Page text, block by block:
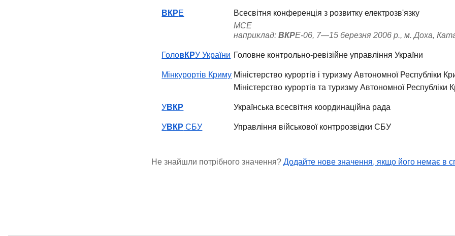
ВКРЕ
Всесвітня конференція з розвитку електрозв'язку
МСЕ
наприклад: ВКРЕ-06, 7—15 березня 2006 р., м. Доха,
ГоловКРУ України Головне контрольно-ревізійне управління України
Мінкурортів Криму Міністерство курортів і туризму Автономної Республіки
Міністерство курортів та туризму Автономної Республіки
УВКР Українська всесвітня координаційна рада
УВКР СБУ Управління військової контррозвідки СБУ
Не знайшли потрібного значення?Додайте нове значення, якщо його немає в